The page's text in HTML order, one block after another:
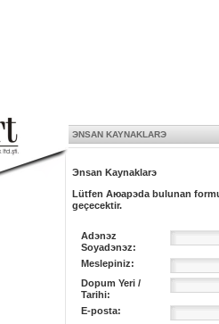
ЭNSAN KAYNAKLARЭ
Эnsan Kaynaklarэ
Lütfen Aюaрэda bulunan
geçecektir.
Adэnэz
Soyadэnэz:
Mesleрiniz:
Doрum Yeri /
Tarihi:
E-posta: